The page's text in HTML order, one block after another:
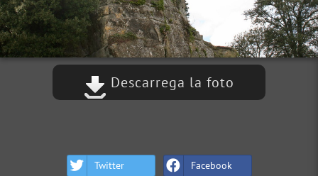
Descarrega la foto
Twitter Facebook